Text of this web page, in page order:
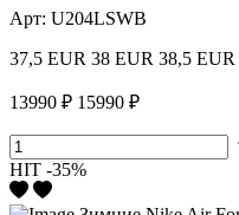
Арт: U204LSWB
37,5 EUR 38 EUR 38,5 EUR
13990 ₽ 15990 ₽
HIT -35%